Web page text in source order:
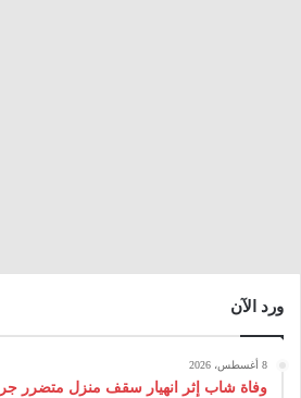
ورد الآن
8 أغسطس، 2026
وفاة شاب إثر انهيار سقف منزل متضرر